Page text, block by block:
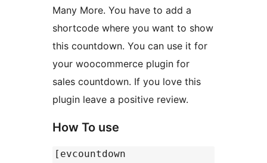
Many More. You have to add a
shortcode where you want to show
this countdown. You can use it for
your woocommerce plugin for
sales countdown. If you love this
plugin leave a positive review.
How To use
[evcountdown